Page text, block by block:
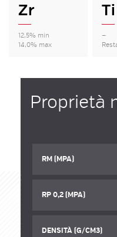
Zr
12,5% min
14,0% max
Ti
—
Proprietà
RM (MPA)
RP 0,2 (MPA)
DENSITÀ (G/CM3)